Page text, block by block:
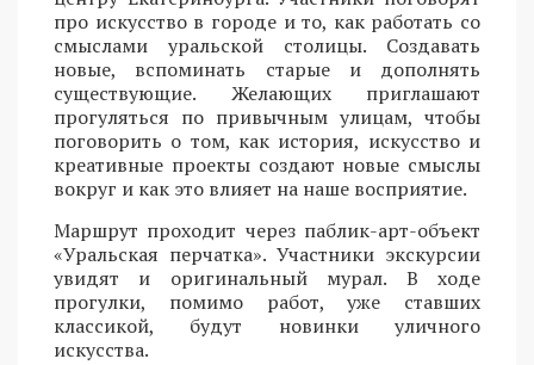
про искусство в городе и то, как работать со
смыслами уральской столицы. Создавать
новые, вспоминать старые и дополнять
существующие. Желающих приглашают
прогуляться по привычным улицам, чтобы
поговорить о том, как история, искусство и
креативные проекты создают новые смыслы
вокруг и как это влияет на наше восприятие.
Маршрут проходит через паблик-арт-объект
«Уральская перчатка». Участники экскурсии
увидят и оригинальный мурал. В ходе
прогулки, помимо работ, уже ставших
классикой, будут новинки уличного
искусства.